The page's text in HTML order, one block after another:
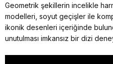
Geometrik şekillerin incelikle
modelleri, soyut geçişler ile
ikonik desenleri içeriğinde
unutulması imkansız bir dizi